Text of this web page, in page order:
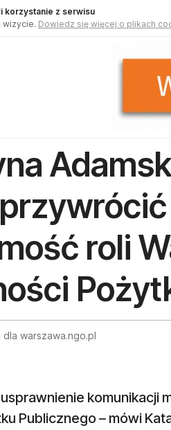
korzystanie z serwisu
wizycie. Dowiedz się więcej o plikach
roli
warszawa.ngo.pl
komunikacji
Publicznego – mówi